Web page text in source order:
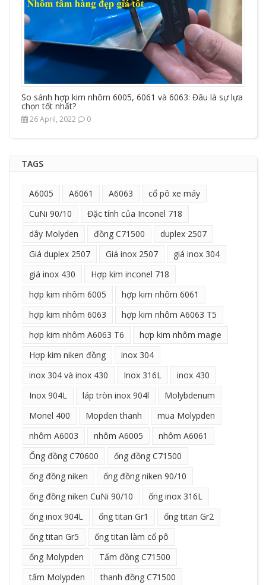
So sánh hợp kim nhôm 6005, 6061 và 6063: Đâu là sự lựa
chọn tốt nhất?
26 April, 2022 0
TAGS
A6005 A6061 A6063
cổ pô xe máy
CuNi 90/10
Đặc tính của Inconel 718
dây Molyden
đồng C71500
duplex 2507
Giá duplex 2507
Giá inox 2507
giá inox 304
giá inox 430
Hợp kim inconel 718
hợp kim nhôm 6005
hợp kim nhôm 6061
hợp kim nhôm 6063
hợp kim nhôm A6063 T5
hợp kim nhôm A6063 T6
hợp kim nhôm magie
Hợp kim niken đồng
inox 304
inox 304 và inox 430
Inox 316L
inox 430
Inox 904L
láp tròn inox 904l
Molybdenum
Monel 400
Mopden thanh
mua Molypden
nhôm A6003
nhôm A6005
nhôm A6061
Ống đồng C70600
ống đồng C71500
ống đồng niken
ống đồng niken 90/10
ống đồng niken CuNi 90/10
ống inox 316L
ống inox 904L
ống titan Gr1
ống titan Gr2
ống titan Gr5
ống titan làm cổ pô
ống Molypden
Tấm đồng C71500
tấm Molypden
thanh đồng C71500